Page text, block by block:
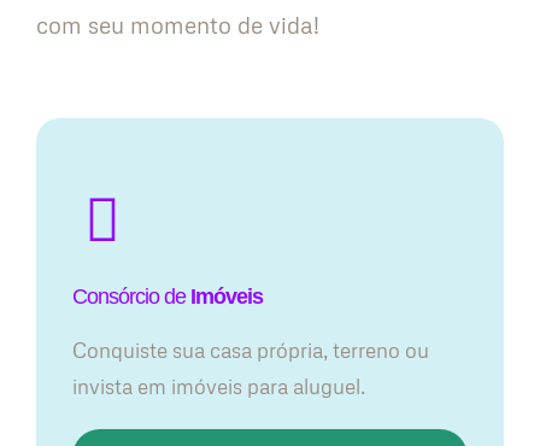
com seu momento de vida!
Consórcio de Imóveis
Conquiste sua casa própria, terreno ou
invista em imóveis para aluguel.